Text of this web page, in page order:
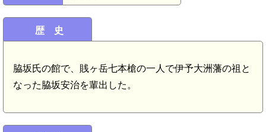
歴 史
脇坂氏の館で、賎ヶ岳七本槍の一人で伊予大洲藩の祖と
なった脇坂安治を輩出した。